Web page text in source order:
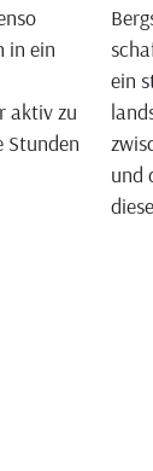
in ein
aktiv zu
Stunden
ein
und